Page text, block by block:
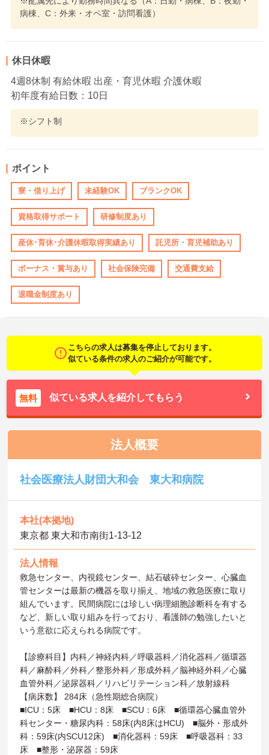
病棟、C：外来・オペ室・訪問看護）
休日休暇
4週8休制 有給休暇 出産・育児休暇 介護休暇
初年度有給日数：10日
※シフト制
ポイント
寮・借り上げ 未経験OK ブランクOK
資格取得サポート 研修制度あり
産休･育休･介護休暇取得実績あり 託児所・育児補助あり
ボーナス・賞与あり 社会保険完備 交通費支給
退職金制度あり
こちらの求人は募集を停止しております。
似ている条件の求人のご紹介が可能です。
無料 似ている求人を紹介してもらう
法人概要
社会医療法人財団大和会 東大和病院
本社(本拠地)
東京都 東大和市南街1-13-12
法人情報
救急センター、内視鏡センター、結石破砕センター、心臓血
管センターは最新の機器を取り揃え、地域の救急医療に取り
組んでいます。民間病院には珍しい病理細胞診断科を有する
など、新しい取り組みを行っており、看護師の勉強したいと
いう意欲に応えられる病院です。
【診療科目】内科／神経内科／呼吸器科／消化器科／循環器
科／麻酔科／外科／整形外科／形成外科／脳神経外科／心臓
血管外科／泌尿器科／リハビリテーション科／放射線科
【病床数】 284床（急性期総合病院）
■ICU：5床 ■HCU：8床 ■SCU：6床 ■循環器心臓血管外
科センター・糖尿内科：58床(内8床はHCU) ■脳外・形成外
科：59床(内SCU12床) ■消化器科：59床 ■呼吸器科：33
床 ■整形・泌尿器：59床